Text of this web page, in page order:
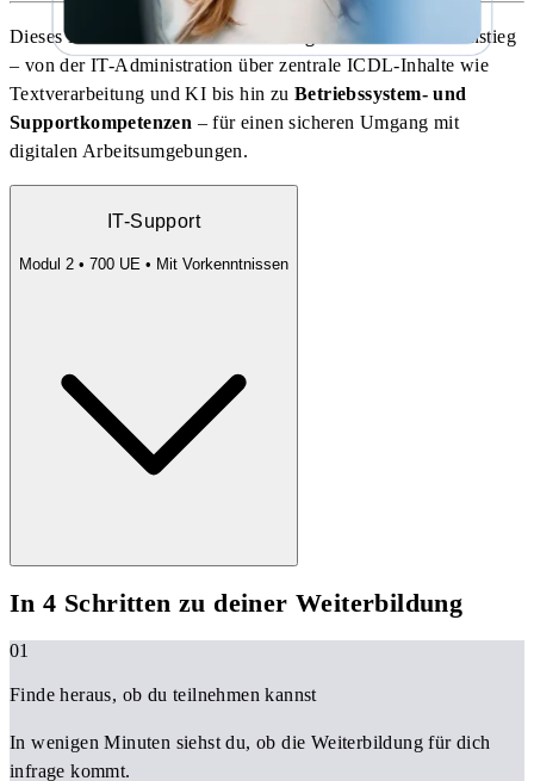
Dieses Modul vermitteltIT-Grundlagen
für den Berufseinstieg
– von der IT-Administration über zentrale ICDL-Inhalte wie
Textverarbeitung und KI bis hin zu Betriebssystem- und
Supportkompetenzen – für einen sicheren Umgang mit
digitalen Arbeitsumgebungen.
IT-Support
Modul 2 • 700 UE • Mit Vorkenntnissen
In 4 Schritten zu deiner Weiterbildung
01
Finde heraus, ob du teilnehmen kannst
In wenigen Minuten siehst du, ob die Weiterbildung für dich
infrage kommt.